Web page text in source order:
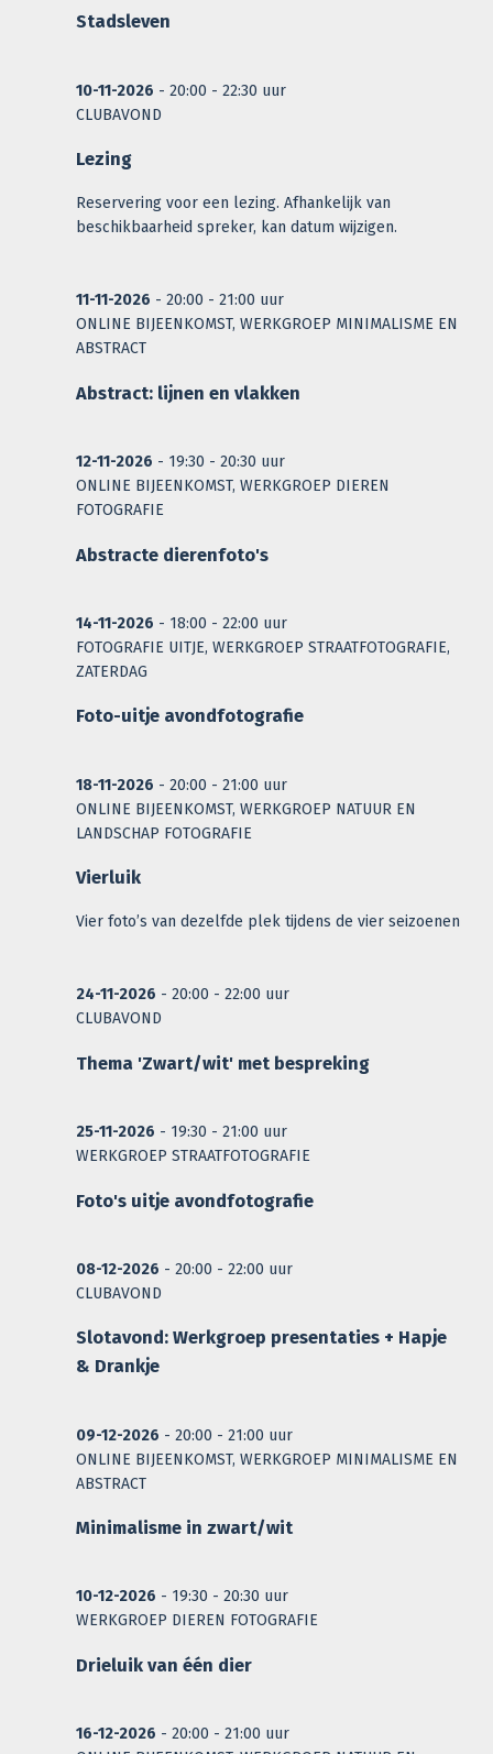
Stadsleven
10-11-2026 - 20:00 - 22:30 uur
CLUBAVOND
Lezing
Reservering voor een lezing. Afhankelijk van
beschikbaarheid spreker, kan datum wijzigen.
11-11-2026 - 20:00 - 21:00 uur
ONLINE BIJEENKOMST, WERKGROEP MINIMALISME EN
ABSTRACT
Abstract: lijnen en vlakken
12-11-2026 - 19:30 - 20:30 uur
ONLINE BIJEENKOMST, WERKGROEP DIEREN
FOTOGRAFIE
Abstracte dierenfoto's
14-11-2026 - 18:00 - 22:00 uur
FOTOGRAFIE UITJE, WERKGROEP STRAATFOTOGRAFIE,
ZATERDAG
Foto-uitje avondfotografie
18-11-2026 - 20:00 - 21:00 uur
ONLINE BIJEENKOMST, WERKGROEP NATUUR EN
LANDSCHAP FOTOGRAFIE
Vierluik
Vier foto’s van dezelfde plek tijdens de vier seizoenen
24-11-2026 - 20:00 - 22:00 uur
CLUBAVOND
Thema 'Zwart/wit' met bespreking
25-11-2026 - 19:30 - 21:00 uur
WERKGROEP STRAATFOTOGRAFIE
Foto's uitje avondfotografie
08-12-2026 - 20:00 - 22:00 uur
CLUBAVOND
Slotavond: Werkgroep presentaties + Hapje
& Drankje
09-12-2026 - 20:00 - 21:00 uur
ONLINE BIJEENKOMST, WERKGROEP MINIMALISME EN
ABSTRACT
Minimalisme in zwart/wit
10-12-2026 - 19:30 - 20:30 uur
WERKGROEP DIEREN FOTOGRAFIE
Drieluik van één dier
16-12-2026 - 20:00 - 21:00 uur